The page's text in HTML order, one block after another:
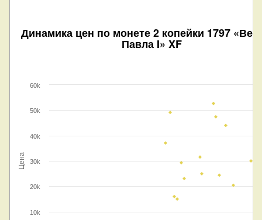
Динамика цен по монете2 копейки 1797
Павла I» XF
Цена
10k
20k
30k
40k
50k
60k